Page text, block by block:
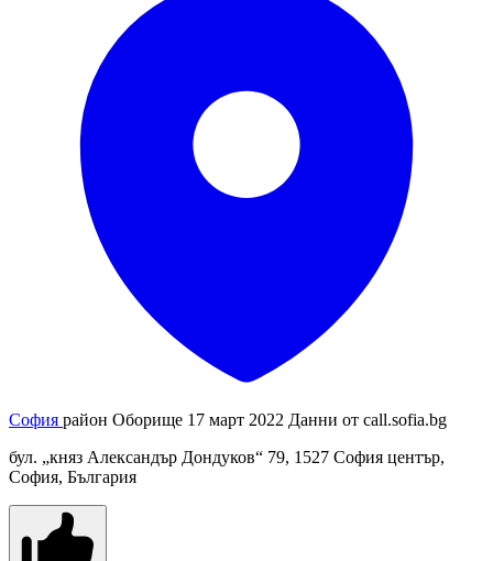
София район Оборище 17 март 2022 Данни от call.sofia.bg
бул. „княз Александър Дондуков“ 79, 1527 София център,
София, България